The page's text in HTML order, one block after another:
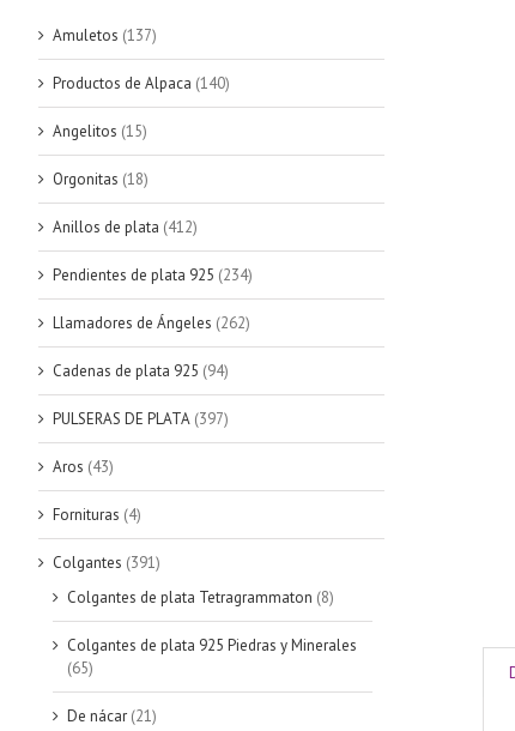
Amuletos (137)
Productos de Alpaca (140)
Angelitos (15)
Orgonitas (18)
Anillos de plata (412)
Pendientes de plata 925 (234)
Llamadores de Ángeles (262)
Cadenas de plata 925 (94)
PULSERAS DE PLATA (397)
Aros (43)
Fornituras (4)
Colgantes (391)
Colgantes de plata Tetragrammaton (8)
Colgantes de plata 925 Piedras y Minerales
(65)
De nácar (21)